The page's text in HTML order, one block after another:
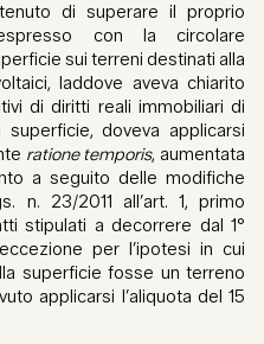
di superare il proprio
con la circolare
sui terreni destinati alla
laddove aveva chiarito
di diritti reali immobiliari di
doveva applicarsi
ratione temporis, aumentata
a seguito delle modifiche
n. 23/2011 all’art. 1, primo
stipulati a decorrere dal 1°
per l’ipotesi in cui
superficie fosse un terreno
applicarsi l’aliquota del 15